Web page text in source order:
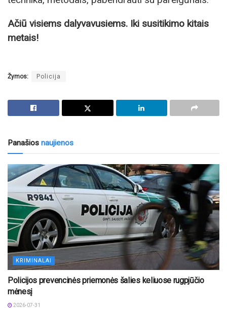
Ačiū visiems dalyvavusiems. Iki susitikimo kitais
metais!
Žymos: Policija
Panašios naujienos
KRIMINALAI
Policijos prevencinės priemonės šalies keliuose rugpjūčio
mėnesį
2026-07-31